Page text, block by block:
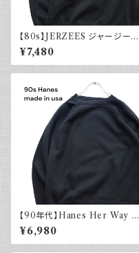
【80s】JERZEES ジャージーズ
Plain sweatshirt 無地スウェッ
ト ブラック 黒 ラグランスリーブ
USA製 古着
¥7,480
【90年代】Hanes Her Way ヘ
インズ Plain sweatshirt 無地
スウェット ブラック 黒 ラグラン
スリーブ USA製 アメリカ古着
¥6,980